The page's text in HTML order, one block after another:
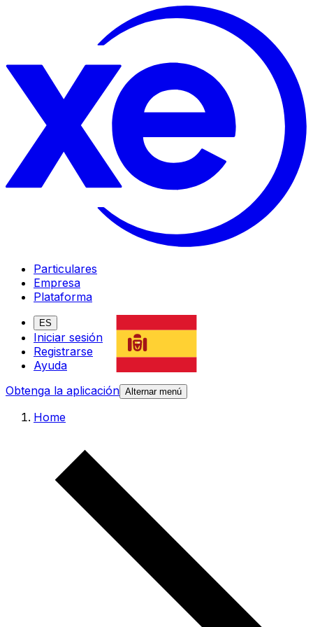
Particulares
Empresa
Plataforma
ES
Iniciar sesión
Registrarse
Ayuda
Obtenga la aplicación Alternar menú
Home